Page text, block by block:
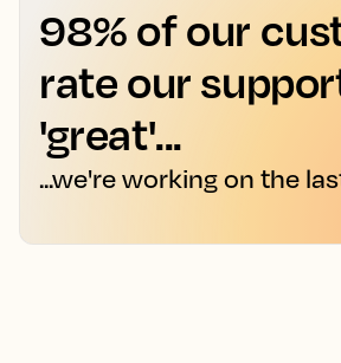
98% of our
rate our
'great'...
...we're working on the